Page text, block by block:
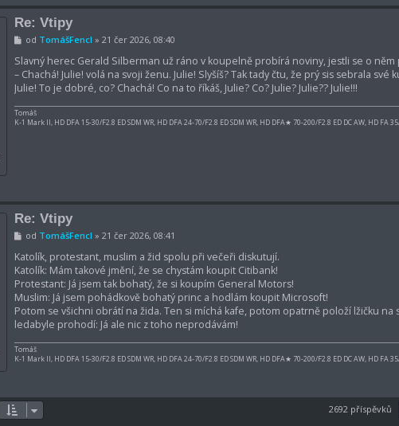
Re: Vtipy
P
í
s
p
ě
e
k
od TomášFencl »21 čer 2026, 08:40
Slavný herec Gerald Silberman už ráno v koupelně probírá noviny, jestli se o něm
– Chachá! Julie! volá na svoji ženu. Julie! Slyšíš? Tak tady čtu, že prý sis sebrala
Julie! To je dobré, co? Chachá! Co na to říkáš, Julie? Co? Julie? Julie?? Julie!!!
Tomáš
K-1 Mark II, HD DFA 15-30/F2.8 ED SDM WR, HD DFA 24-70/F2.8 ED SDM WR, HD DFA★ 70-200/F2.8 ED DC AW, HD FA
Re: Vtipy
P
í
s
p
ě
v
e
k
od TomášFencl »21 čer 2026, 08:41
Katolík, protestant, muslim a žid spolu při večeři diskutují.
Katolík: Mám takové jmění, že se chystám koupit Citibank!
Protestant: Já jsem tak bohatý, že si koupím General Motors!
Muslim: Já jsem pohádkově bohatý princ a hodlám koupit Microsoft!
Potom se všichni obrátí na žida. Ten si míchá kafe, potom opatrně položí lžičku
ledabyle prohodí: Já ale nic z toho neprodávám!
Tomáš
K-1 Mark II, HD DFA 15-30/F2.8 ED SDM WR, HD DFA 24-70/F2.8 ED SDM WR, HD DFA★ 70-200/F2.8 ED DC AW, HD FA
2692 příspěvků